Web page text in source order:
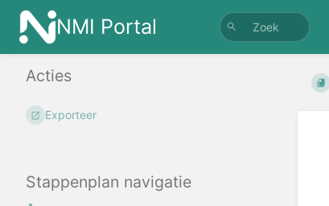
NMI Portal
Stappenplan navigatie
Acties
Exporteer